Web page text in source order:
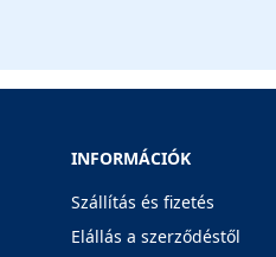
INFORMÁCIÓK
Szállítás és fizetés
Elállás a szerződéstől